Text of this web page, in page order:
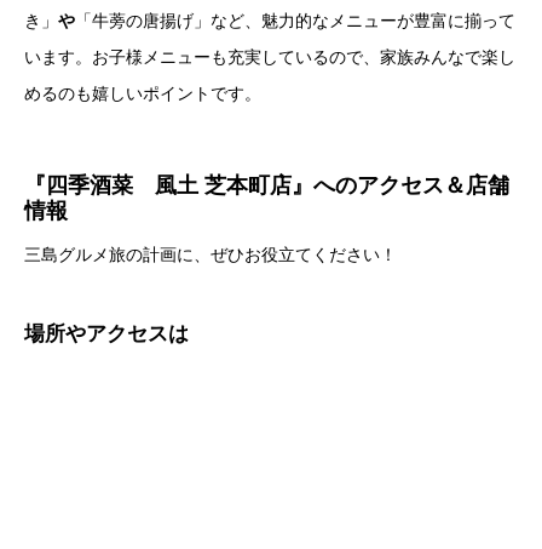
き」 や 「牛蒡の唐揚げ」など、魅力的なメニューが豊富に揃って
います。お子様メニューも充実しているので、家族みんなで楽し
めるのも嬉しいポイントです。
『四季酒菜
風土 芝本町店』へのアクセス＆店舗
情報
三島グルメ旅の計画に、ぜひお役立てください！
場所やアクセスは